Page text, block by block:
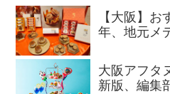
【大阪】
年、地元メ
大阪アフタ
新版、編集